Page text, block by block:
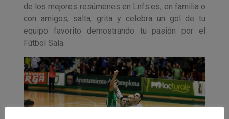
de los mejores resúmenes en Lnfs.es; en familia o
con amigos; salta, grita y celebra un gol de tu
equipo favorito demostrando tu pasión por el
Fútbol Sala.